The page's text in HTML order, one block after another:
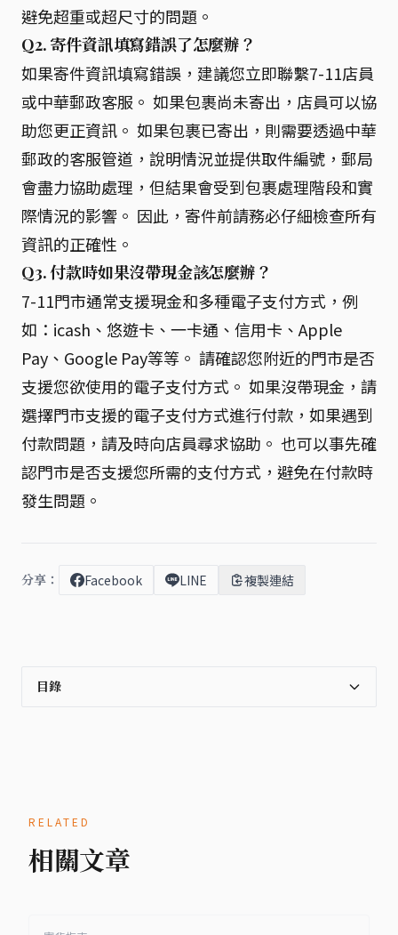
避免超重或超尺寸的問題。
Q2. 寄件資訊填寫錯誤了怎麼辦？
如果寄件資訊填寫錯誤，建議您立即聯繫7-11店員
或中華郵政客服。 如果包裹尚未寄出，店員可以協
助您更正資訊。 如果包裹已寄出，則需要透過中華
郵政的客服管道，說明情況並提供取件編號，郵局
會盡力協助處理，但結果會受到包裹處理階段和實
際情況的影響。 因此，寄件前請務必仔細檢查所有
資訊的正確性。
Q3. 付款時如果沒帶現金該怎麼辦？
7-11門市通常支援現金和多種電子支付方式，例
如：icash、悠遊卡、一卡通、信用卡、Apple
Pay、Google Pay等等。 請確認您附近的門市是否
支援您欲使用的電子支付方式。 如果沒帶現金，請
選擇門市支援的電子支付方式進行付款，如果遇到
付款問題，請及時向店員尋求協助。 也可以事先確
認門市是否支援您所需的支付方式，避免在付款時
發生問題。
分享： Facebook LINE 複製連結
目錄
RELATED
相關文章